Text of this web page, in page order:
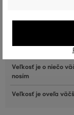
nosím
Veľkosť je o niečo
nosím
Veľkosť je oveľa